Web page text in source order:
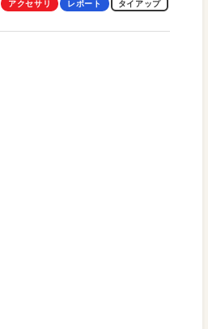
性がグッド！
アクセサリ レポート タイアップ